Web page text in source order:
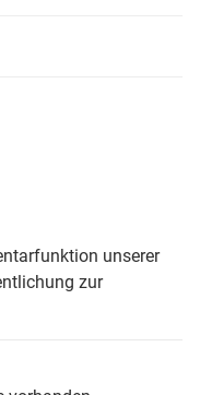
unserer
zur